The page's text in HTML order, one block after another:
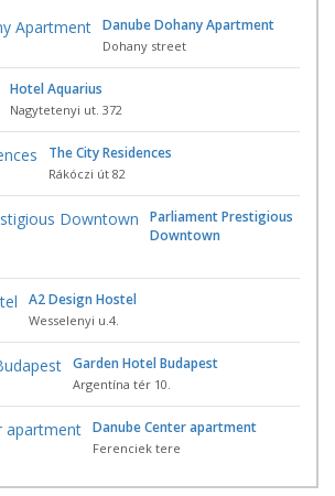
Danube Dohany Apartment
Dohany street
Hotel Aquarius
Nagytetenyi ut. 372
The City Residences
Rákóczi út 82
Parliament Prestigious
Downtown
A2 Design Hostel
Wesselenyi u.4.
Garden Hotel Budapest
Argentína tér 10.
Danube Center apartment
Ferenciek tere